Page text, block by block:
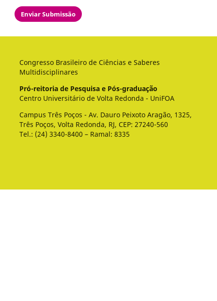
Enviar Submissão
Congresso Brasileiro de Ciências e Saberes
Multidisciplinares
Pró-reitoria de Pesquisa e Pós-graduação
Centro Universitário de Volta Redonda - UniFOA
Campus Três Poços - Av. Dauro Peixoto Aragão, 1325,
Três Poços, Volta Redonda, RJ, CEP: 27240-560
Tel.: (24) 3340-8400 – Ramal: 8335